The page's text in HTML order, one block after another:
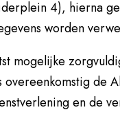
4), hierna
worden
mogelijke
overeenkomstig de
en de